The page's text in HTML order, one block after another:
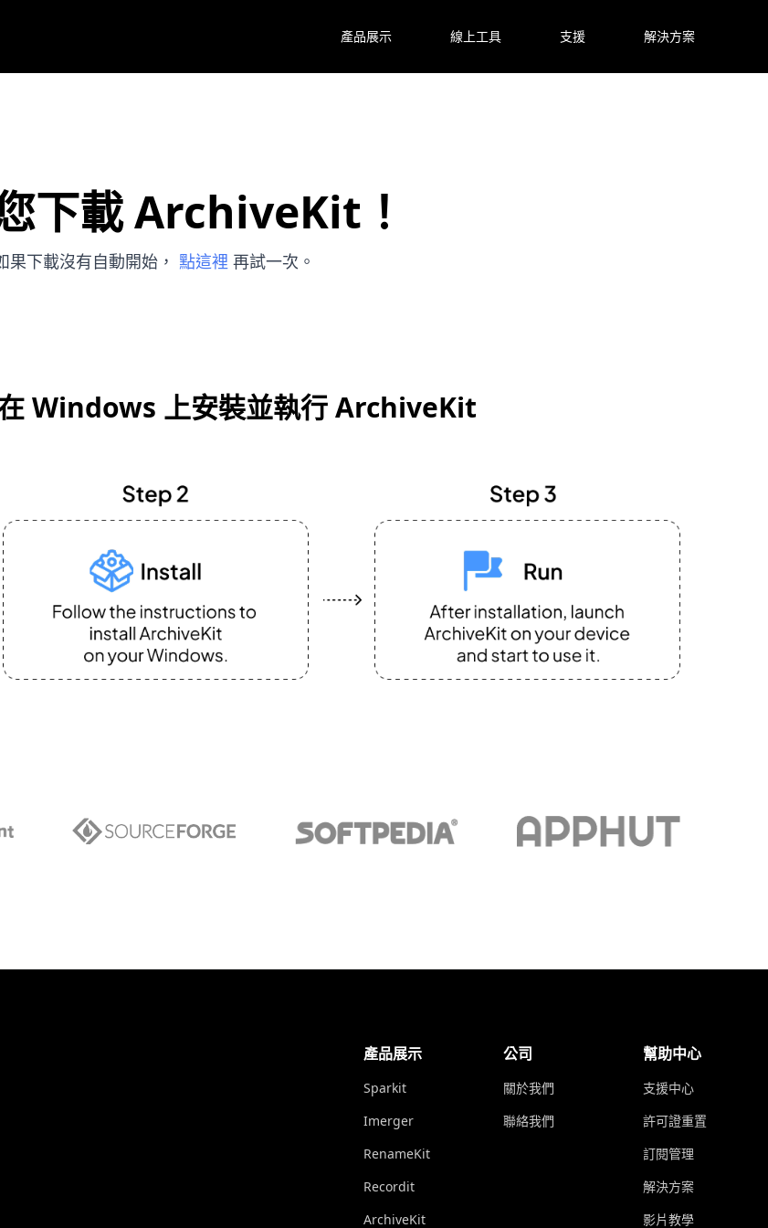
產品展示 線上工具 支援 解決方案
下載 ArchiveKit！
果下載沒有自動開始， 點這裡 再試一次。
Windows 上安裝並執行 ArchiveKit
產品展示
Sparkit
Imerger
RenameKit
Recordit
ArchiveKit
公司
關於我們
聯絡我們
幫助中心
支援中心
許可證重置
訂閱管理
解決方案
影片教學